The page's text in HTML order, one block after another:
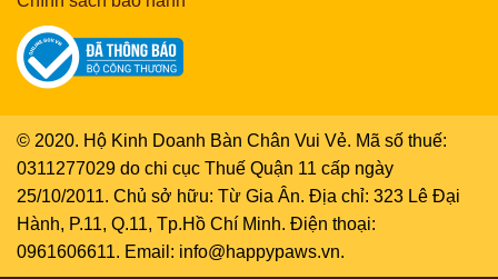
© 2020. Hộ Kinh Doanh Bàn Chân Vui Vẻ. Mã số thuế:
0311277029 do chi cục Thuế Quận 11 cấp ngày
25/10/2011. Chủ sở hữu: Từ Gia Ân. Địa chỉ: 323 Lê Đại
Hành, P.11, Q.11, Tp.Hồ Chí Minh. Điện thoại:
0961606611. Email: info@happypaws.vn.